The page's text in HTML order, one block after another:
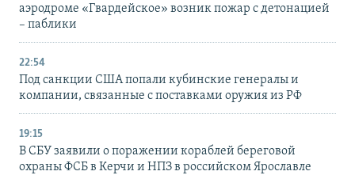
аэродроме «Гвардейское» возник пожар с детонацией
– паблики
22:54
Под санкции США попали кубинские генералы и
компании, связанные с поставками оружия из РФ
19:15
В СБУ заявили о поражении кораблей береговой
охраны ФСБ в Керчи и НПЗ в российском Ярославле